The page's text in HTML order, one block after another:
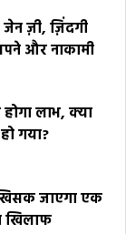
ज़ी, ज़िंदगी
और नाकामी
लाभ, क्या
गया?
जाएगा एक
खिलाफ